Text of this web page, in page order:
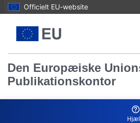
Officielt EU-website
Den Europæiske
Publikationskontor